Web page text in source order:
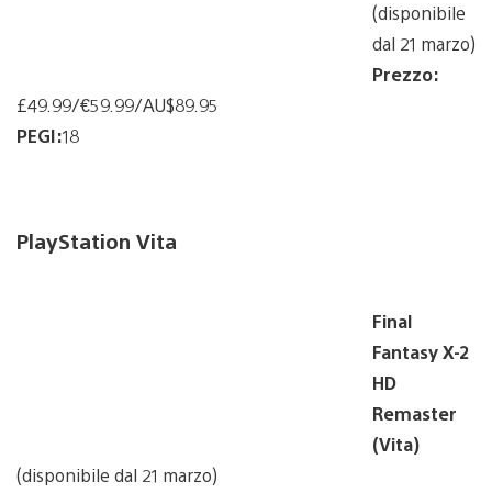
(disponibile
dal 21 marzo)
Prezzo:
£49.99/€59.99/AU$89.95
PEGI:18
PlayStation Vita
Final
Fantasy X-2
HD
Remaster
(Vita)
(disponibile dal 21 marzo)